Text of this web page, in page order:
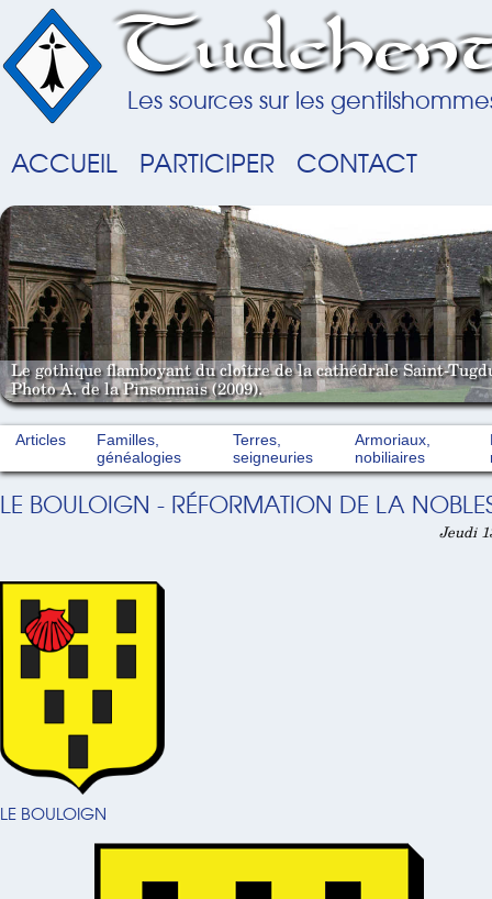
Les sources sur les
ACCUEIL PARTICIPER CONTACT
Le gothique flamboyant du cloître de la cathédrale Saint-
Photo A. de la Pinsonnais (2009).
Articles
Familles,
généalogies
Terres,
seigneuries
Armoriaux,
nobiliaires
LE BOULOIGN - RÉFORMATION DE LA
Jeudi
LE BOULOIGN